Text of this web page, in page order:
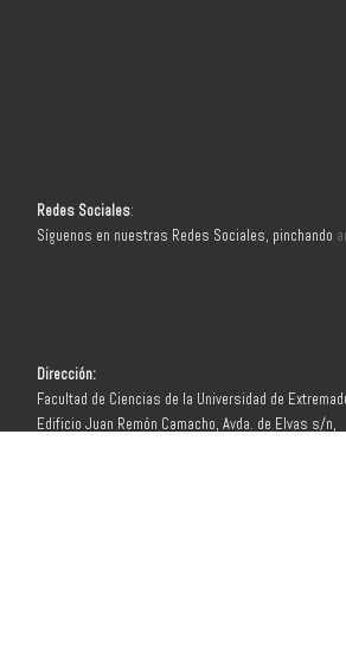
Redes Sociales:
Síguenos en nuestras Redes Sociales, pinchando
Dirección:
Facultad de Ciencias de la Universidad de
Edificio Juan Remón Camacho, Avda. de Elvas s/n,